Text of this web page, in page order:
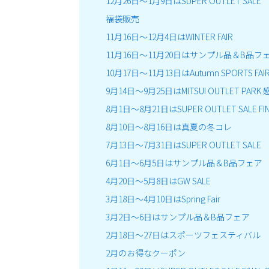
福袋販売
11月16日～12月4日はWINTER FAIR
11月16日～11月20日はサンプル品＆B品フ
10月17日～11月13日はAutumn SPORTS FAIR
9月14日～9月25日はMITSUI OUTLET PARK
8月1日～8月21日はSUPER OUTLET SALE
8月10日～8月16日は真夏の冬コレ
7月13日～7月31日はSUPER OUTLET SALE
6月1日～6月5日はサンプル品＆B品フェア
4月20日～5月8日はGW SALE
3月18日～4月10日はSpring Fair
3月2日～6日はサンプル品＆B品フェア
2月18日～27日はスポーツフェスティバル
2月のお得なクーポン